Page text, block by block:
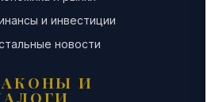
и инвестиции
новости
И